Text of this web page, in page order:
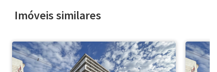
Imóveis similares